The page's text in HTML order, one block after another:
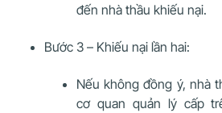
đến nhà thầu khiếu nại.
Bước 3 – Khiếu nại lần hai:
Nếu không đồng ý, nhà
cơ quan quản lý cấp